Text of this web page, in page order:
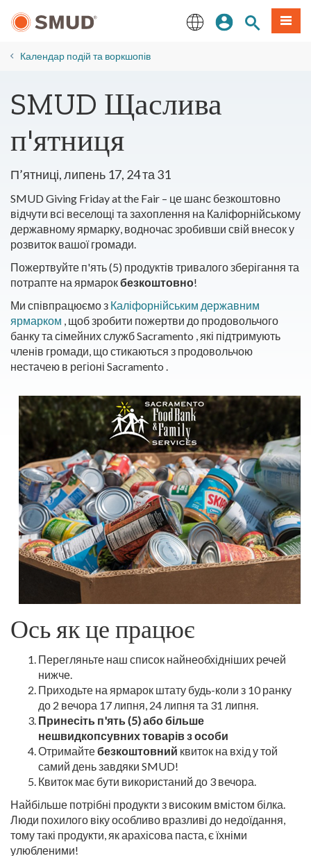
до
змісту
Увійдіть
Пошук по
Меню
​Календар подій та воркшопів
SMUD Щаслива
п'ятниця
П’ятниці, липень 17, 24 та 31
SMUD Giving Friday at the Fair – це шанс безкоштовно
відчути всі веселощі та захоплення на Каліфорнійському
державному ярмарку, водночас зробивши свій внесок у
розвиток вашої громади.
Пожертвуйте п'ять (5) продуктів тривалого зберігання та
потрапте на ярмарокбезкоштовно!
Ми співпрацюємо з Каліфорнійським державним
ярмарком , щоб зробити пожертви до продовольчого
банку та сімейних служб Sacramento , які підтримують
членів громади, що стикаються з продовольчою
нестачею в регіоні Sacramento .
Ось як це працює
Перегляньте наш список найнеобхідніших речей
нижче.
Приходьте на ярмарок штату будь-коли з 10 ранку
до 2 вечора 17 липня, 24 липня та 31 липня.
Принесіть п'ять (5) або більше
нешвидкопсувних товарів з особи
Отримайтебезкоштовний квиток на вхід у той
самий день завдяки SMUD!
Квиток має бути використаний до 3 вечора.
Найбільше потрібні продукти з високим вмістом білка.
Люди похилого віку особливо вразливі до недоїдання,
тому такі продукти, як арахісова паста, є їхніми
улюбленими!